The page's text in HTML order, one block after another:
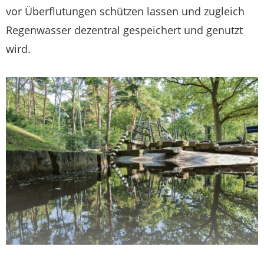
vor Überflutungen schützen lassen und zugleich
Regenwasser dezentral gespeichert und genutzt
wird.